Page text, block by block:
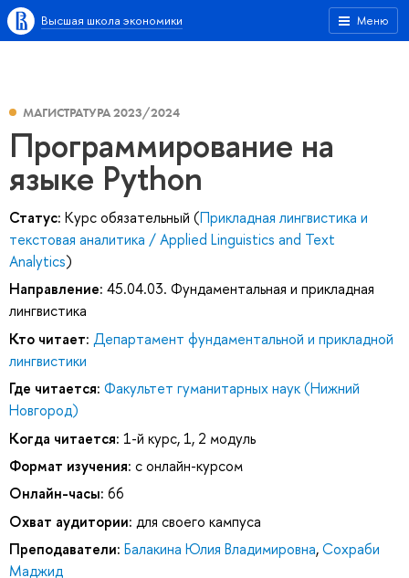
Меню
Высшая школа экономики
МАГИСТРАТУРА 2023/2024
Программирование на
языке Python
Статус: Курс обязательный (Прикладная лингвистика и
текстовая аналитика / Applied Linguistics and Text
Analytics)
Направление: 45.04.03. Фундаментальная и прикладная
лингвистика
Кто читает: Департамент фундаментальной и прикладной
лингвистики
Где читается: Факультет гуманитарных наук (Нижний
Новгород)
Когда читается: 1-й курс, 1, 2 модуль
Формат изучения: с онлайн-курсом
Онлайн-часы: 66
Охват аудитории: для своего кампуса
Преподаватели: Балакина Юлия Владимировна,Сохраби
Маджид